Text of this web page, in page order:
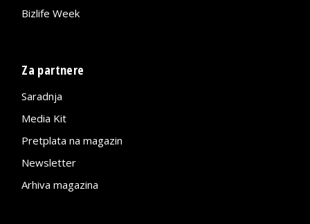
Bizlife Week
Za partnere
Saradnja
Media Kit
Pretplata na magazin
Newsletter
Arhiva magazina